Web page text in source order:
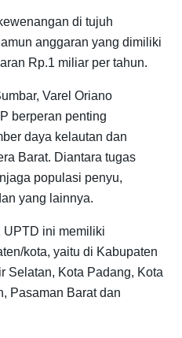
di tujuh
anggaran yang dimiliki
Rp.1 miliar per tahun.
Varel Oriano
berperan penting
daya kelautan dan
Barat. Diantara tugas
populasi penyu,
yang lainnya.
UPTD ini memiliki
kota, yaitu di Kabupaten
Selatan, Kota Padang, Kota
Pasaman Barat dan